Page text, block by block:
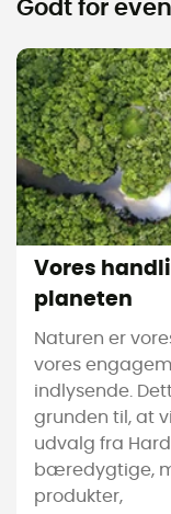
Godt for
Vores
planeten
Naturen er
vores
indlysende.
grunden til, at
udvalg fra
bæredygtige,
produkter,